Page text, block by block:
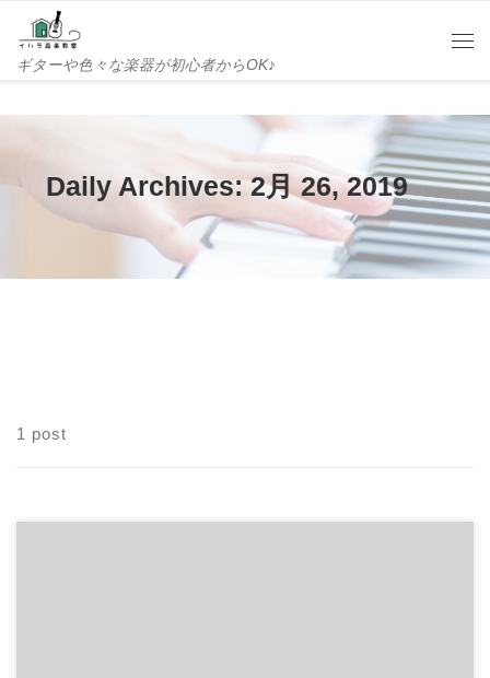
Skip to content
ギターや色々な楽器が初心者からOK♪
Daily Archives:2月 26, 2019
1 post